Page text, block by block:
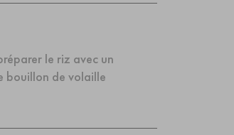
le riz avec un
bouillon de volaille